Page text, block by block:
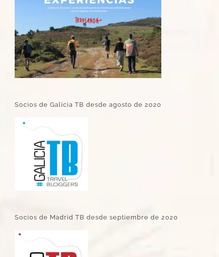
Socios de Galicia TB desde agosto de 2020
Socios de Madrid TB desde septiembre de 2020